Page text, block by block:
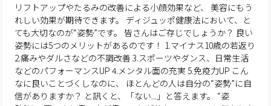
リフトアップやたるみの改善による小顔効果など、
美容にもう
れしい効果が期待できます。
ディジュッポ健康法において、と
ても大切なのが“姿勢”です。
皆さんはご存じでしょうか？ 良い
姿勢には5つのメリットがあるのです！ 1.マイナス10歳の若返り
2.痛みやダルさなどの不調改善 3.スポーツやダンス、日常生活
などのパフォーマンスUP 4.メンタル面の充実5.免疫力UP こん
なに良いことづくしなのに、
ほとんどの人は自分の“姿勢”に自
信がありますか？ と訊くと、「ない...」と答えます。
“姿